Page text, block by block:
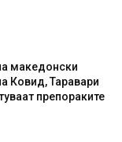
македонски
Ковид, Таравари
препораките